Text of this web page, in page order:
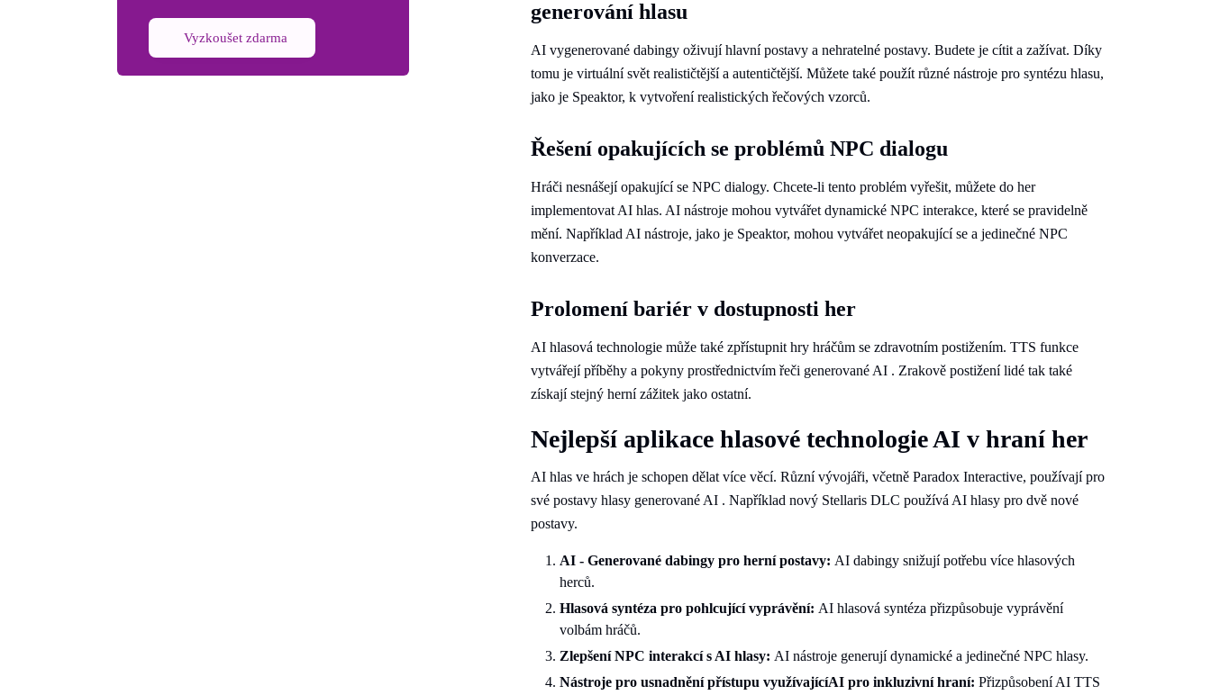
Vyzkoušet zdarma
generování hlasu
AI vygenerované dabingy oživují hlavní postavy a nehratelné postavy. Budete je cítit a zažívat. Díky
tomu je virtuální svět realističtější a autentičtější. Můžete také použít různé nástroje pro syntézu hlasu,
jako je Speaktor, k vytvoření realistických řečových vzorců.
Řešení opakujících se problémů NPC dialogu
Hráči nesnášejí opakující se NPC dialogy. Chcete-li tento problém vyřešit, můžete do her
implementovat AI hlas. AI nástroje mohou vytvářet dynamické NPC interakce, které se pravidelně
mění. Například AI nástroje, jako je Speaktor, mohou vytvářet neopakující se a jedinečné NPC
konverzace.
Prolomení bariér v dostupnosti her
AI hlasová technologie může také zpřístupnit hry hráčům se zdravotním postižením. TTS funkce
vytvářejí příběhy a pokyny prostřednictvím řeči generované AI . Zrakově postižení lidé tak také
získají stejný herní zážitek jako ostatní.
Nejlepší aplikace hlasové technologie AI v hraní her
AI hlas ve hrách je schopen dělat více věcí. Různí vývojáři, včetně Paradox Interactive, používají pro
své postavy hlasy generované AI . Například nový Stellaris DLC používá AI hlasy pro dvě nové
postavy.
AI - Generované dabingy pro herní postavy: AI dabingy snižují potřebu více hlasových
herců.
Hlasová syntéza pro pohlcující vyprávění: AI hlasová syntéza přizpůsobuje vyprávění
volbám hráčů.
Zlepšení NPC interakcí s AI hlasy: AI nástroje generují dynamické a jedinečné NPC hlasy.
Nástroje pro usnadnění přístupu využívajícíAI pro inkluzivní hraní: Přizpůsobení AI TTS